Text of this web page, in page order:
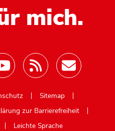
mich.
Sitemap
zur Barrierefreiheit
Leichte Sprache